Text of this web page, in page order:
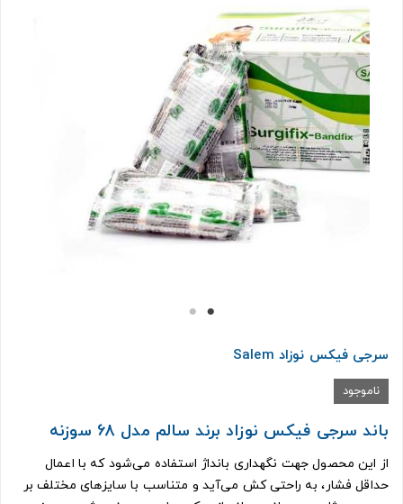
سرجی فیکس نوزاد Salem
ناموجود
باند سرجی فیکس نوزاد برند سالم مدل 68 سوزنه
از این محصول جهت نگهداری بانداژ استفاده می‌شود که با اعمال
حداقل فشار، به راحتی کش می‌آید و متناسب با سایزهای مختلف بر